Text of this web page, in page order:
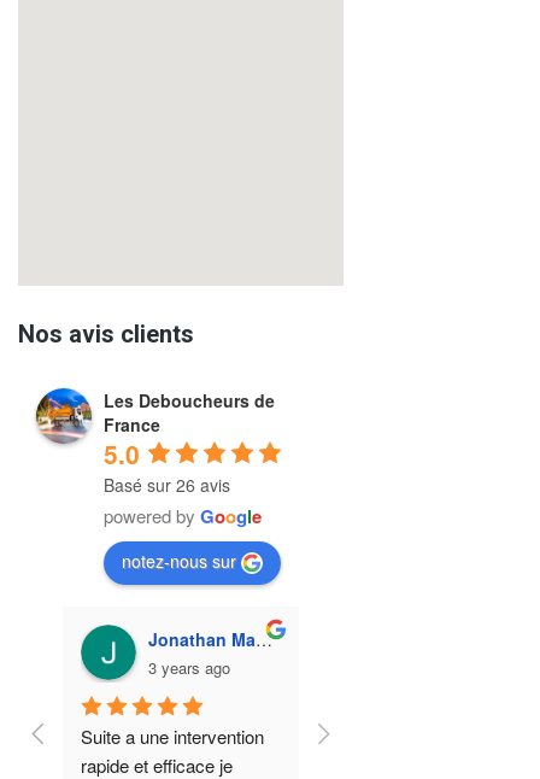
Nos avis clients
Les Deboucheurs de
France
5.0
Basé sur 26 avis
powered by Google
notez-nous sur
Jonathan Mansour
3 years ago
Suite a une intervention
rapide et efficace je
Enfin  !! une entreprise